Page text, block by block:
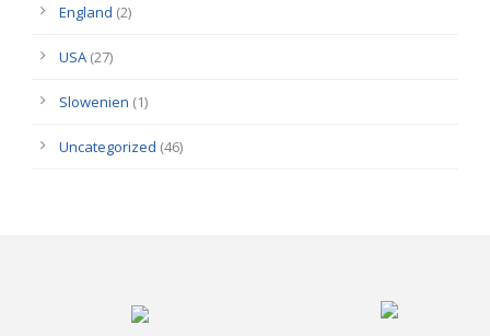
England (2)
USA (27)
Slowenien (1)
Uncategorized (46)